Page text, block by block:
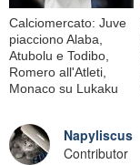
Calciomercato: Juve
piacciono Alaba,
Atubolu e Todibo,
Romero all'Atleti,
Monaco su Lukaku
Napyliscus
Contributor